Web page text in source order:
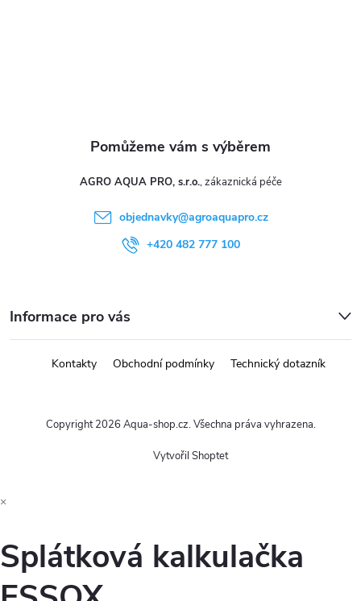
AGRO AQUA PRO, s.r.o.
objednavky@agroaquapro.cz
+420 482 777 100
Informace pro vás
Kontakty Obchodní podmínky Technický dotazník
Vytvořil Shoptet
Copyright 2026 Aqua-shop.cz. Všechna práva vyhrazena.
×
Splátková kalkulačka